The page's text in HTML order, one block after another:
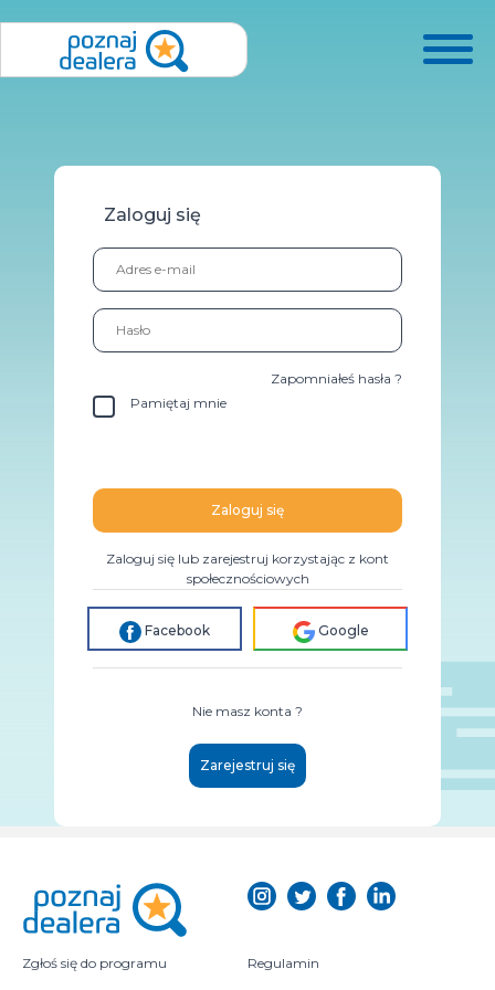
Zaloguj się
Pamiętaj mnie
Zapomniałeś hasła ?
Zaloguj się
Zaloguj się lub zarejestruj korzystając z kont
społecznościowych
Facebook Google
Nie masz konta ?
Zarejestruj się
Zgłoś się do programu
Regulamin